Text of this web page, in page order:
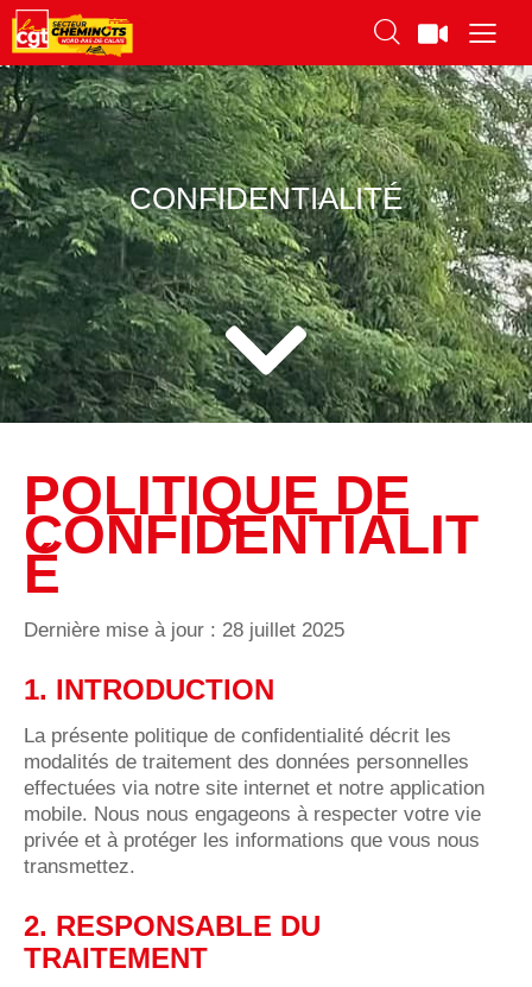
CONFIDENTIALITÉ
POLITIQUE DE
CONFIDENTIALIT
É
Dernière mise à jour : 28 juillet 2025
1. INTRODUCTION
La présente politique de confidentialité décrit les
modalités de traitement des données personnelles
effectuées via notre site internet et notre application
mobile. Nous nous engageons à respecter votre vie
privée et à protéger les informations que vous nous
transmettez.
2. RESPONSABLE DU
TRAITEMENT